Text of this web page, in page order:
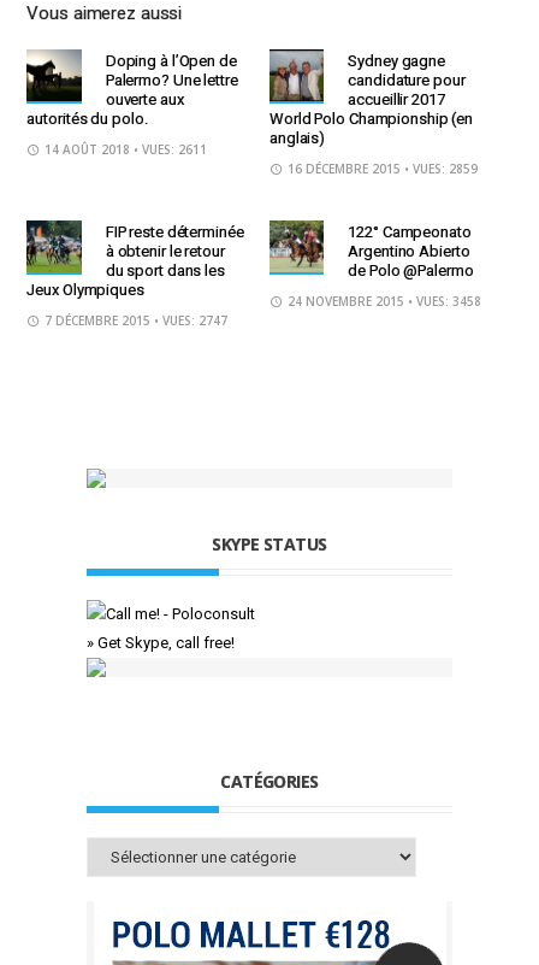
Vous aimerez aussi
Doping à l’Open de
Palermo? Une lettre
ouverte aux
autorités du polo.
14 AOÛT 2018 • VUES: 2611
Sydney gagne
candidature pour
accueillir 2017
World Polo Championship (en
anglais)
16 DÉCEMBRE 2015 • VUES: 2859
FIP reste déterminée
à obtenir le retour
du sport dans les
Jeux Olympiques
7 DÉCEMBRE 2015 • VUES: 2747
122° Campeonato
Argentino Abierto
de Polo @Palermo
24 NOVEMBRE 2015 • VUES: 3458
SKYPE STATUS
» Get Skype, call free!
CATÉGORIES
Catégories